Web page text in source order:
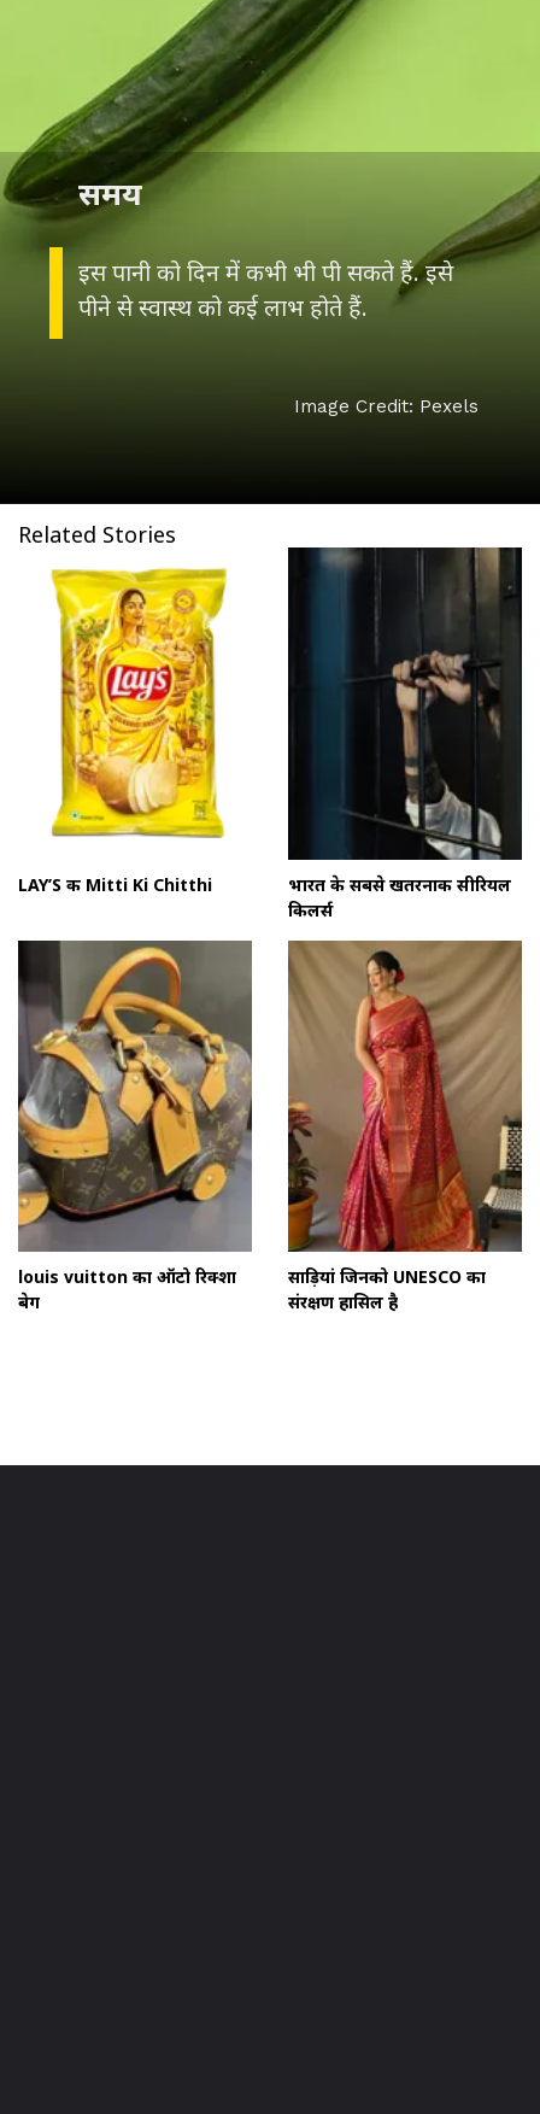
इस पानी को दिन में कभी भी पी सकते हैं. इसे
पीने से स्वास्थ को कई लाभ होते हैं.
समय
Image Credit: Pexels
Related Stories
LAY’S की Mitti Ki Chitthi
भारत के सबसे खतरनाक सीरियल
किलर्स
louis vuitton का ऑटो रिक्शा
बेग
साड़ियां जिनको UNESCO का
संरक्षण हासिल है